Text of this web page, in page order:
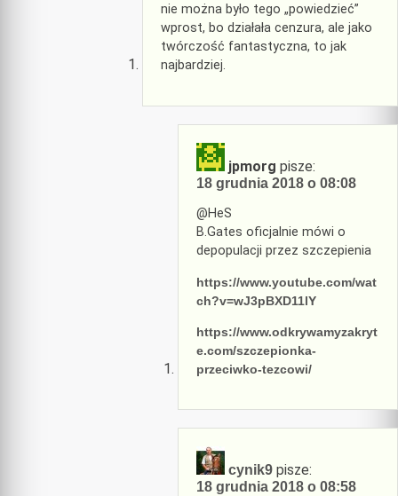
nie można było tego „powiedzieć”
wprost, bo działała cenzura, ale jako
twórczość fantastyczna, to jak
najbardziej.
jpmorg pisze:
18 grudnia 2018 o 08:08
@HeS
B.Gates oficjalnie mówi o
depopulacji przez szczepienia
https://www.youtube.com/wat
ch?v=wJ3pBXD11lY
https://www.odkrywamyzakryt
e.com/szczepionka-
przeciwko-tezcowi/
cynik9 pisze:
18 grudnia 2018 o 08:58